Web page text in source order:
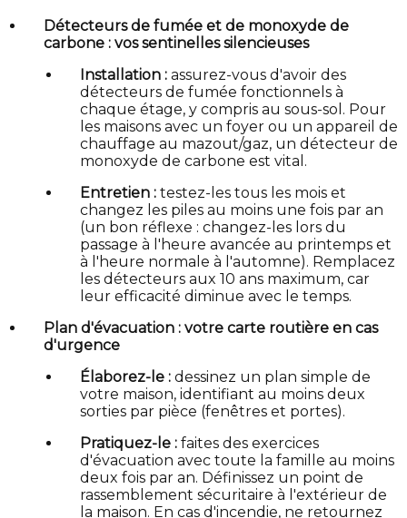
Détecteurs de fumée et de monoxyde de
carbone : vos sentinelles silencieuses
Installation : assurez-vous d'avoir des
détecteurs de fumée fonctionnels à
chaque étage, y compris au sous-sol. Pour
les maisons avec un foyer ou un appareil de
chauffage au mazout/gaz, un détecteur de
monoxyde de carbone est vital.
Entretien : testez-les tous les mois et
changez les piles au moins une fois par an
(un bon réflexe : changez-les lors du
passage à l'heure avancée au printemps et
à l'heure normale à l'automne). Remplacez
les détecteurs aux 10 ans maximum, car
leur efficacité diminue avec le temps.
Plan d'évacuation : votre carte routière en cas
d'urgence
Élaborez-le : dessinez un plan simple de
votre maison, identifiant au moins deux
sorties par pièce (fenêtres et portes).
Pratiquez-le : faites des exercices
d'évacuation avec toute la famille au moins
deux fois par an. Définissez un point de
rassemblement sécuritaire à l'extérieur de
la maison. En cas d'incendie, ne retournez